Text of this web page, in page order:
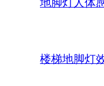
楼梯地脚灯